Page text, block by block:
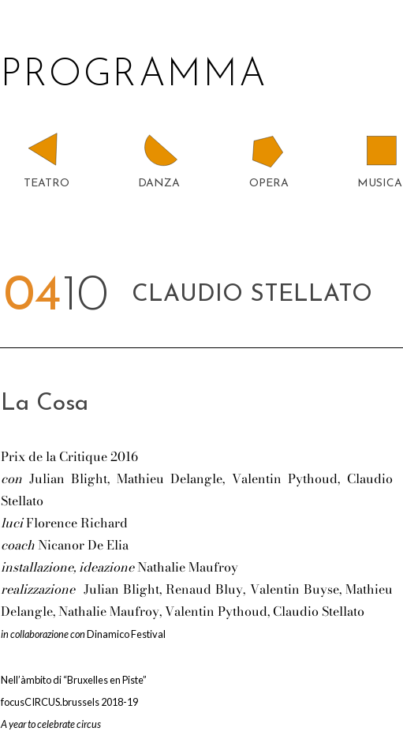
CARTELLONE 2026
GRADUS I ED.
QUADERNI RPF
NEWS
PROGRAMMA
TEATRO DANZA OPERA MUSICA
0410 CLAUDIO STELLATO
La Cosa
Prix de la Critique 2016
con Julian Blight, Mathieu Delangle, Valentin Pythoud, Claudio
Stellato
luciFlorence Richard
coachNicanor De Elia
installazione, ideazioneNathalie Maufroy
realizzazioneJulian Blight, Renaud Bluy, Valentin Buyse, Mathieu
Delangle, Nathalie Maufroy, Valentin Pythoud, Claudio Stellato
in collaborazione conDinamico Festival
Nell’àmbito di “Bruxelles en Piste”
focusCIRCUS.brussels 2018-19
A year to celebrate circus